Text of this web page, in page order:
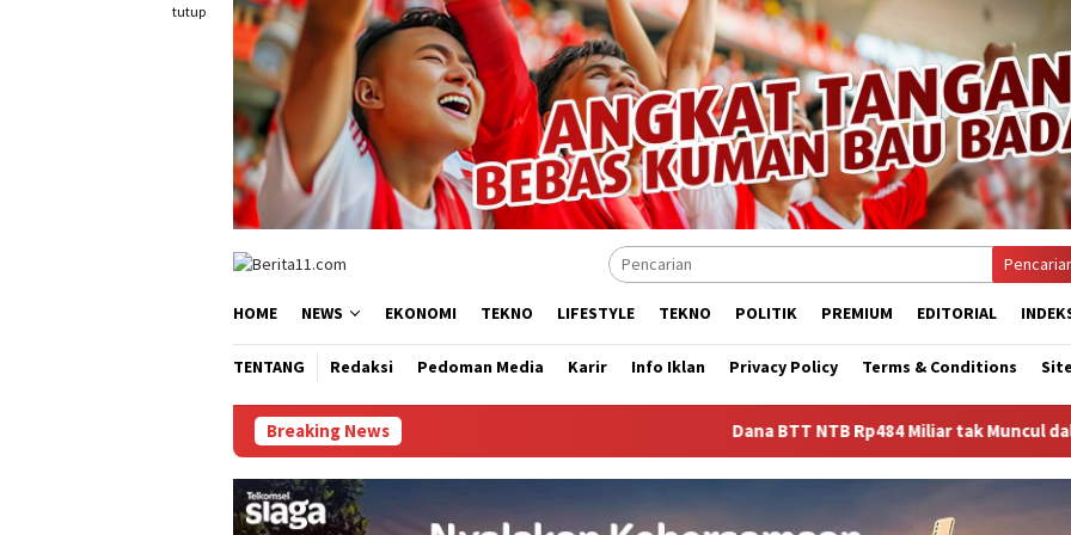
tutup
HOME NEWS EKONOMI TEKNO LIFESTYLE TEKNO POLITIK PREMIUM EDITORIAL
TENTANG Redaksi Pedoman Media Karir Info Iklan Privacy Policy Terms & Conditions
Breaking News Dana BTT NTB Rp484 Miliar tak Muncul dalam LHP BPK,